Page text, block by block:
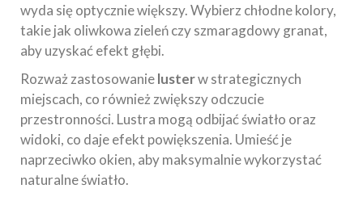
wyda się optycznie większy. Wybierz chłodne kolory,
takie jak oliwkowa zieleń czy szmaragdowy granat,
aby uzyskać efekt głębi.
Rozważ zastosowanielusterw strategicznych
miejscach, co również zwiększy odczucie
przestronności. Lustra mogą odbijać światło oraz
widoki, co daje efekt powiększenia. Umieść je
naprzeciwko okien, aby maksymalnie wykorzystać
naturalne światło.